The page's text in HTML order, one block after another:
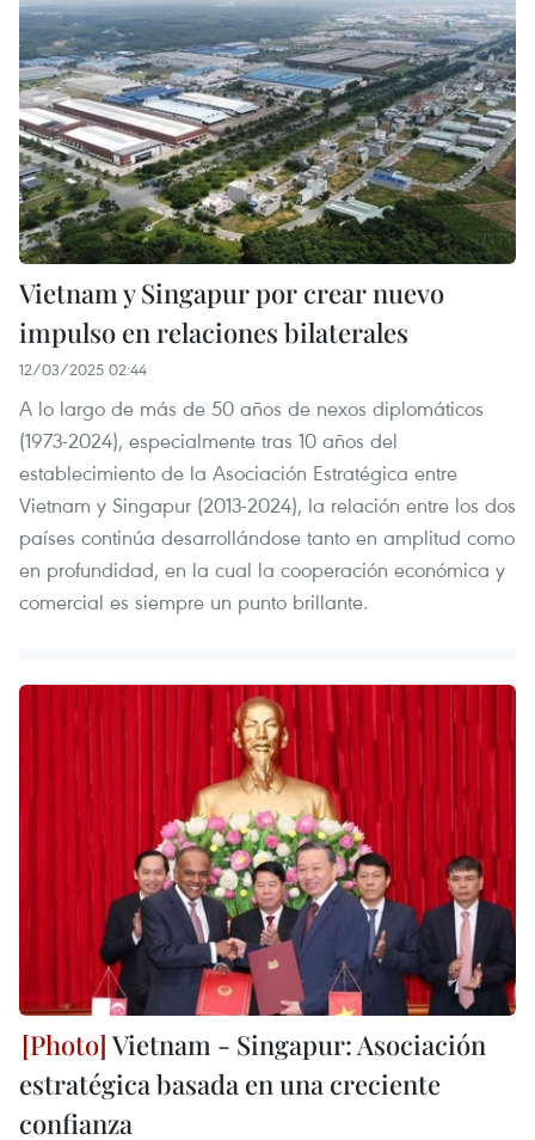
Vietnam y Singapur por crear nuevo
impulso en relaciones bilaterales
12/03/2025 02:44
A lo largo de más de 50 años de nexos diplomáticos
(1973-2024), especialmente tras 10 años del
establecimiento de la Asociación Estratégica entre
Vietnam y Singapur (2013-2024), la relación entre los dos
países continúa desarrollándose tanto en amplitud como
en profundidad, en la cual la cooperación económica y
comercial es siempre un punto brillante.
Vietnam - Singapur: Asociación
estratégica basada en una creciente
confianza